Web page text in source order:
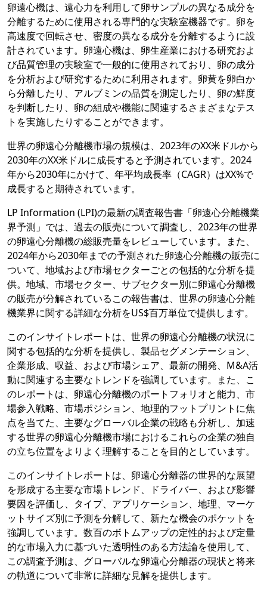
卵遠心機は、遠心力を利用して卵サンプルの異なる成分を
分離するために使用される専門的な実験室機器です。卵を
高速度で回転させ、密度の異なる成分を分離するように設
計されています。卵遠心機は、卵生産業における研究およ
び品質管理の実験室で一般的に使用されており、卵の成分
を分析および研究するために利用されます。卵黄を卵白か
ら分離したり、アルブミンの品質を測定したり、卵の鮮度
を判断したり、卵の組成や機能に関連するさまざまなテス
トを実施したりすることができます。
世界の卵遠心分離機市場の規模は、2023年のXX米ドルから
2030年のXX米ドルに成長すると予測されています。2024
年から2030年にかけて、年平均成長率（CAGR）はXX%で
成長すると期待されています。
LP Information (LPI)の最新の調査報告書「卵遠心分離機業
界予測」では、過去の販売について調査し、2023年の世界
の卵遠心分離機の総販売量をレビューしています。また、
2024年から2030年までの予測された卵遠心分離機の販売に
ついて、地域および市場セクターごとの包括的な分析を提
供。地域、市場セクター、サブセクター別に卵遠心分離機
の販売が分解されているこの報告書は、世界の卵遠心分離
機業界に関する詳細な分析をUS$百万単位で提供します。
このインサイトレポートは、世界の卵遠心分離機の状況に
関する包括的な分析を提供し、製品セグメンテーション、
企業形成、収益、および市場シェア、最新の開発、M&A活
動に関連する主要なトレンドを強調しています。また、こ
のレポートは、卵遠心分離機のポートフォリオと能力、市
場参入戦略、市場ポジション、地理的フットプリントに焦
点を当てた、主要なグローバル企業の戦略も分析し、加速
する世界の卵遠心分離機市場におけるこれらの企業の独自
の立ち位置をよりよく理解することを目的としています。
このインサイトレポートは、卵遠心分離器の世界的な展望
を形成する主要な市場トレンド、ドライバー、および影響
要因を評価し、タイプ、アプリケーション、地理、マーケ
ットサイズ別に予測を分解して、新たな機会のポケットを
強調しています。数百のボトムアップの定性的および定量
的な市場入力に基づいた透明性のある方法論を使用して、
この調査予測は、グローバルな卵遠心分離器の現状と将来
の軌道について非常に詳細な見解を提供します。